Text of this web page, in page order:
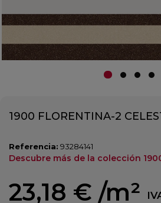
1900 FLORENTINA-2
Referencia: 93284141
Descubre más de la colección
23,18 € /m²